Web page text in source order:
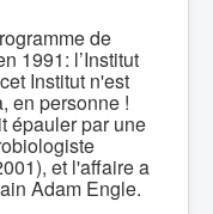
de
1991: l’Institut
Institut n'est
en personne !
épauler par une
et l'affaire a
Adam Engle.